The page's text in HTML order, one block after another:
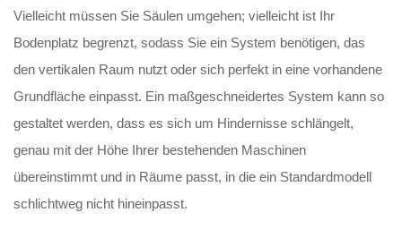
Vielleicht müssen Sie Säulen umgehen; vielleicht ist Ihr
Bodenplatz begrenzt, sodass Sie ein System benötigen, das
den vertikalen Raum nutzt oder sich perfekt in eine vorhandene
Grundfläche einpasst. Ein maßgeschneidertes System kann so
gestaltet werden, dass es sich um Hindernisse schlängelt,
genau mit der Höhe Ihrer bestehenden Maschinen
übereinstimmt und in Räume passt, in die ein Standardmodell
schlichtweg nicht hineinpasst.